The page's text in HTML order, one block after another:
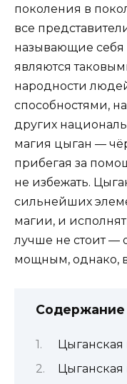
поколения в
все
называющие себя
являются
народности
способностями,
других
магия цыган —
прибегая за
не избежать.
сильнейших
магии, и
лучше не стоит —
мощным, однако,
Содержание